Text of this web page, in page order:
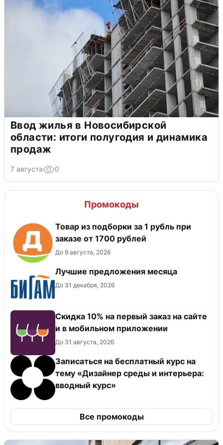
Ввод жилья в Новосибирской
области: итоги полугодия и динамика
продаж
7 августа 0
Промокоды
Товар из подборки за 1 рубль при
заказе от 1700 рублей
До 9 августа, 2026
Лучшие предложения месяца
До 31 декабря, 2026
Скидка 10% на первый заказ на сайте
и в мобильном приложении
До 31 августа, 2026
Записаться на бесплатный курс на
тему «Дизайнер среды и интерьера:
вводный курс»
Все промокоды